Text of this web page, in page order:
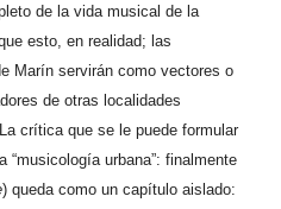
de la vida musical de la
esto, en realidad; las
Marín servirán como vectores o
de otras localidades
crítica que se le puede formular
“musicología urbana”: finalmente
) queda como un capítulo aislado: